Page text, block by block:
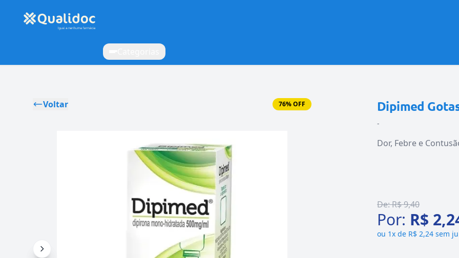
Voltar 76% OFF Dipimed
-
Dor, Febre e
De:R$ 9,40
Por: R$
ou 1x de R$ 2,24 sem